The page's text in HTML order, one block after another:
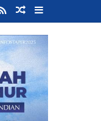
Random
Article
RSS